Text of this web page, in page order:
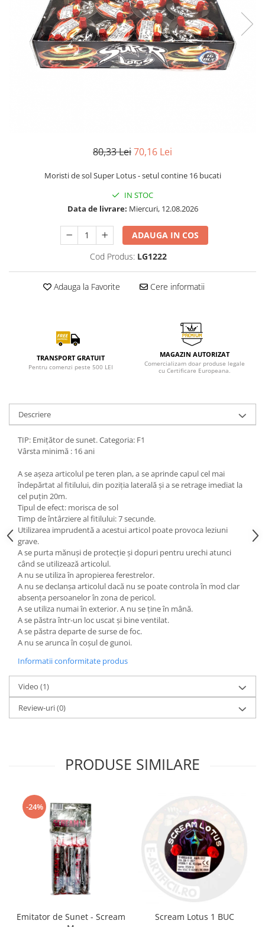
80,33 Lei70,16 Lei
Moristi de sol Super Lotus - setul contine 16 bucati
IN STOC
Data de livrare: Miercuri, 12.08.2026
ADAUGA IN COS
Cod Produs: LG1222
Adauga la Favorite Cere informatii
TRANSPORT GRATUIT
Pentru comenzi peste 500 LEI
MAGAZIN AUTORIZAT
Comercializam doar produse legale
cu Certificare Europeana.
Descriere
TIP: Emițător de sunet. Categoria: F1
Vârsta minimă : 16 ani
A se așeza articolul pe teren plan, a se aprinde capul cel mai
îndepărtat al fitilului, din poziția laterală și a se retrage imediat la
cel puțin 20m.
Tipul de efect: morisca de sol
Timp de întârziere al fitilului: 7 secunde.
Utilizarea imprudentă a acestui articol poate provoca leziuni
grave.
A se purta mănuși de protecție și dopuri pentru urechi atunci
când se utilizează articolul.
A nu se utiliza în apropierea ferestrelor.
A nu se declanșa articolul dacă nu se poate controla în mod clar
absența persoanelor în zona de pericol.
A se utiliza numai în exterior. A nu se ține în mână.
A se păstra într-un loc uscat și bine ventilat.
A se păstra departe de surse de foc.
A nu se arunca în coșul de gunoi.
Informatii conformitate produs
Video (1)
Review-uri(0)
PRODUSE SIMILARE
-24%
Emitator de Sunet - Scream
Scream Lotus 1 BUC